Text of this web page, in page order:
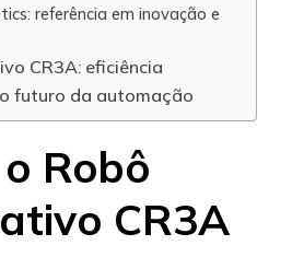
referência em inovação e
CR3A: eficiência
futuro da automação
Robô
CR3A